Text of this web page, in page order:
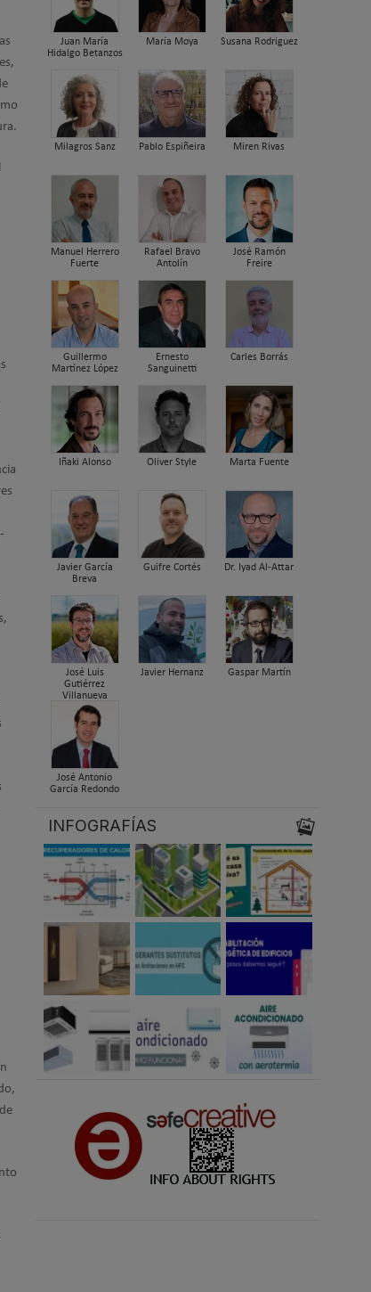
Juan María
Hidalgo Betanzos
María Moya Susana Rodriguez
Milagros Sanz Pablo Espiñeira Miren Rivas
Manuel Herrero
Fuerte
Rafael Bravo
Antolín
José Ramón
Freire
Guillermo
Martínez López
Ernesto
Sanguinetti
Carles Borrás
Iñaki Alonso Oliver Style Marta Fuente
Javier García
Breva
Guifre Cortés Dr. Iyad Al-Attar
José Luis
Gutiérrez
Villanueva
Javier Hernanz Gaspar Martín
José Antonio
García Redondo
INFOGRAFÍAS